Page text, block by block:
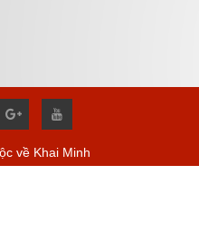
về Khai Minh